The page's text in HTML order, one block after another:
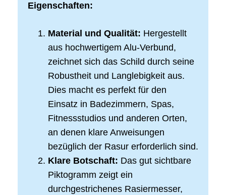
Eigenschaften:
Material und Qualität: Hergestellt
aus hochwertigem Alu-Verbund,
zeichnet sich das Schild durch seine
Robustheit und Langlebigkeit aus.
Dies macht es perfekt für den
Einsatz in Badezimmern, Spas,
Fitnessstudios und anderen Orten,
an denen klare Anweisungen
bezüglich der Rasur erforderlich sind.
Klare Botschaft: Das gut sichtbare
Piktogramm zeigt ein
durchgestrichenes Rasiermesser,